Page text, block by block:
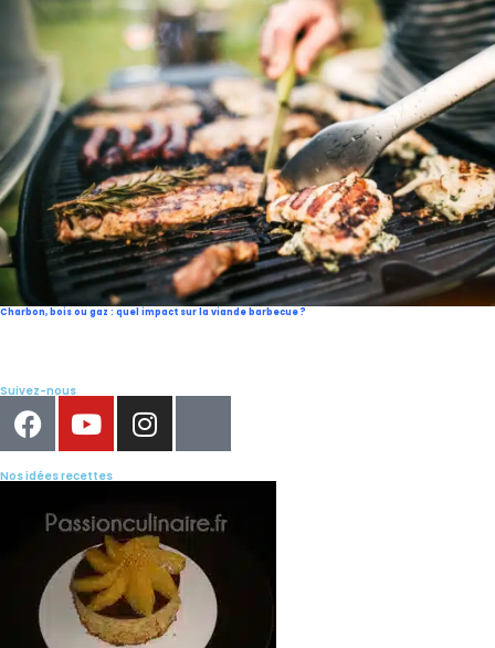
Charbon, bois ou gaz : quel impact sur la viande barbecue ?
Suivez-nous
Nos idées recettes